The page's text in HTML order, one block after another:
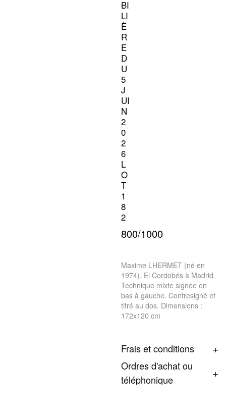
BI
LI
È
R
E
D
U
5
J
UI
N
2
0
2
6
L
O
T
1
8
2
800/1000
Maxime LHERMET (né en
1974). El Cordobés à Madrid.
Technique mixte signée en
bas à gauche. Contresigné et
titré au dos. Dimensions :
172x120 cm
Frais et conditions
Ordres d'achat ou
téléphonique